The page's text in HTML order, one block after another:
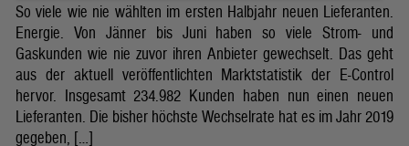
So viele wie nie wählten im ersten Halbjahr neuen Lieferanten.
Energie. Von Jänner bis Juni haben so viele Strom- und
Gaskunden wie nie zuvor ihren Anbieter gewechselt. Das geht
aus der aktuell veröffentlichten Marktstatistik der E-Control
hervor. Insgesamt 234.982 Kunden haben nun einen neuen
Lieferanten. Die bisher höchste Wechselrate hat es im Jahr 2019
gegeben, […]